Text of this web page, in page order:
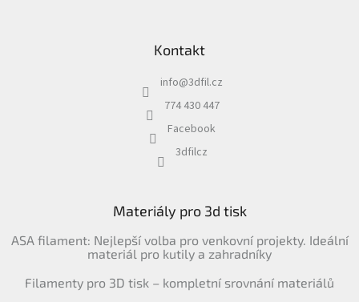
Kontakt
info@3dfil.cz
774 430 447
Facebook
3dfilcz
Materiály pro 3d tisk
ASA filament: Nejlepší volba pro venkovní projekty. Ideální
materiál pro kutily a zahradníky
Filamenty pro 3D tisk – kompletní srovnání materiálů